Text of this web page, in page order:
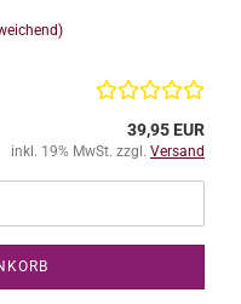
39,95 EUR
inkl. 19% MwSt. zzgl. Versand